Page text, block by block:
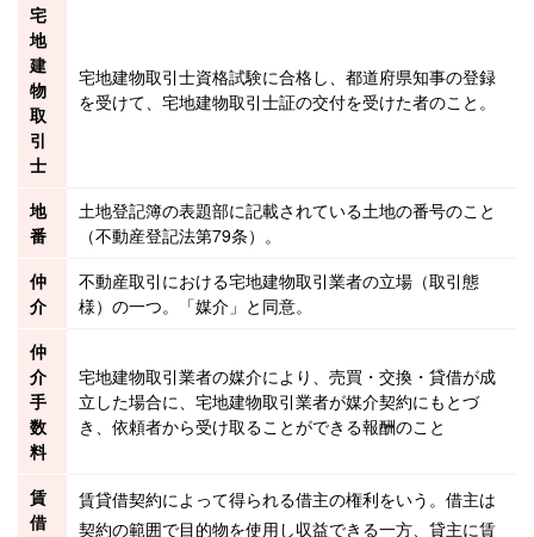
宅
地
建
物
取
引
士
宅地建物取引士資格試験に合格し、都道府県知事の登録
を受けて、 宅地建物取引士証の交付を受けた者のこと。
地
番
土地登記簿の表題部に記載されている土地の番号のこと
（不動産登記法第79条）。
仲
介
不動産取引における宅地建物取引業者の立場（取引態
様）の一つ。「媒介 」と同意。
仲
介
手
数
料
宅地建物取引業者の媒介により、売買・交換・貸借が成
立した場合に、宅地建物取引業者が媒介契約にもとづ
き、依頼者から受け取ることができる報酬のこと
賃
借
賃貸借契約によって得られる借主の権利をいう。借主は
契約の範囲で目的物を使用し収益できる一方、 貸主に賃